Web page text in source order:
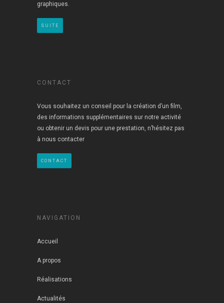
graphiques.
SUITE
CONTACT
Vous souhaitez un conseil pour la création d’un film,
des informations supplémentaires sur notre activité
ou obtenir un devis pour une prestation, n’hésitez pas
à nous contacter
CONTACT
NAVIGATION
Accueil
A propos
Réalisations
Actualités